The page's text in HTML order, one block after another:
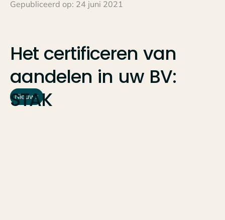
Gepubliceerd op: 24 juni 2021
Het certificeren van
aandelen in uw BV:
STAK
Nieuws